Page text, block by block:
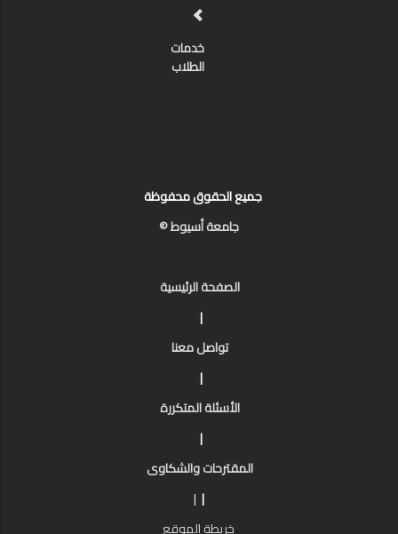
خدمات
الطلاب
جميع الحقوق محفوظة
جامعة أسيوط ©
الصفحة الرئيسية
|
تواصل معنا
|
الأسئلة المتكررة
|
المقترحات والشكاوى
|
|
خريطة الموقع